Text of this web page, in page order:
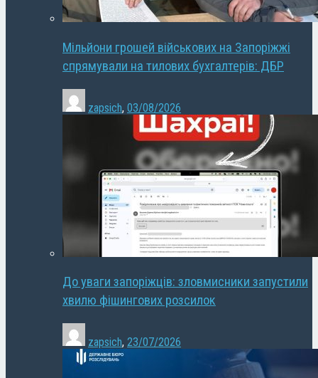
Мільйони грошей військових на Запоріжжі
спрямували на тилових бухгалтерів: ДБР
zapsich, 03/08/2026
До уваги запоріжців: зловмисники запустили
хвилю фішингових розсилок
zapsich, 23/07/2026